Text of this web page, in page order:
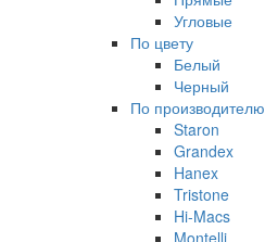
Угловые
По цвету
Белый
Черный
По производителю
Staron
Grandex
Hanex
Tristone
Hi-Macs
Montelli